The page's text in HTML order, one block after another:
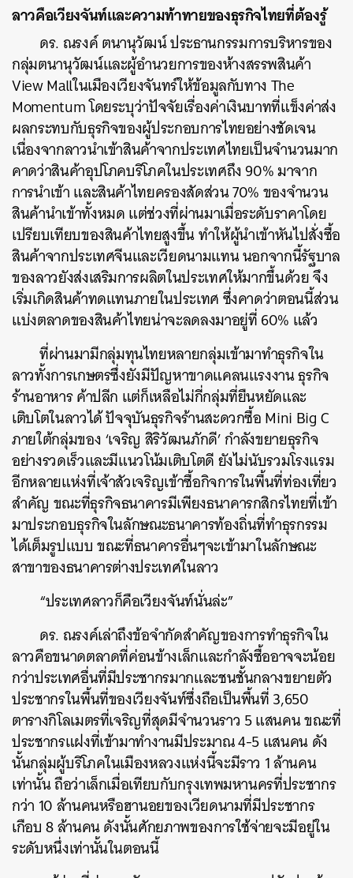
ลาวคือเวียงจันท์และความท้าทายของธุรกิจไทยที่ต้องรู้
ดร. ณรงค์ ตนานุวัฒน์ ประธานกรรมการบริหารของ
กลุ่มตนานุวัฒน์และผู้อำนวยการของห้างสรรพสินค้า
View Mallในเมืองเวียงจันทร์ให้ข้อมูลกับทาง The
Momentum โดยระบุว่าปัจจัยเรื่องค่าเงินบาทที่แข็งค่าส่ง
ผลกระทบกับธุรกิจของผู้ประกอบการไทยอย่างชัดเจน
เนื่องจากลาวนำเข้าสินค้าจากประเทศไทยเป็นจำนวนมาก
คาดว่าสินค้าอุปโภคบริโภคในประเทศถึง 90% มาจาก
การนำเข้า และสินค้าไทยครองสัดส่วน 70% ของจำนวน
สินค้านำเข้าทั้งหมด แต่ช่วงที่ผ่านมาเมื่อระดับราคาโดย
เปรียบเทียบของสินค้าไทยสูงขึ้น ทำให้ผู้นำเข้าหันไปสั่งซื้อ
สินค้าจากประเทศจีนและเวียดนามแทน นอกจากนี้รัฐบาล
ของลาวยังส่งเสริมการผลิตในประเทศให้มากขึ้นด้วย จึง
เริ่มเกิดสินค้าทดแทนภายในประเทศ ซึ่งคาดว่าตอนนี้ส่วน
แบ่งตลาดของสินค้าไทยน่าจะลดลงมาอยู่ที่ 60% แล้ว
ที่ผ่านมามีกลุ่มทุนไทยหลายกลุ่มเข้ามาทำธุรกิจใน
ลาวทั้งการเกษตรซึ่งยังมีปัญหาขาดแคลนแรงงาน ธุรกิจ
ร้านอาหาร ค้าปลีก แต่ก็เหลือไม่กี่กลุ่มที่ยืนหยัดและ
เติบโตในลาวได้ ปัจจุบันธุรกิจร้านสะดวกซื้อ Mini Big C
ภายใต้กลุ่มของ ‘เจริญ สิริวัฒนภักดี’ กำลังขยายธุรกิจ
อย่างรวดเร็วและมีแนวโน้มเติบโตดี ยังไม่นับรวมโรงแรม
อีกหลายแห่งที่เจ้าสัวเจริญเข้าซื้อกิจการในพื้นที่ท่องเที่ยว
สำคัญ ขณะที่ธุรกิจธนาคารมีเพียงธนาคารกสิกรไทยที่เข้า
มาประกอบธุรกิจในลักษณะธนาคารท้องถิ่นที่ทำธุรกรรม
ได้เต็มรูปแบบ ขณะที่ธนาคารอื่นๆจะเข้ามาในลักษณะ
สาขาของธนาคารต่างประเทศในลาว
“ประเทศลาวก็คือเวียงจันท์นั่นล่ะ”
ดร. ณรงค์เล่าถึงข้อจำกัดสำคัญของการทำธุรกิจใน
ลาวคือขนาดตลาดที่ค่อนข้างเล็กและกำลังซื้ออาจจะน้อย
กว่าประเทศอื่นที่มีประชากรมากและชนชั้นกลางขยายตัว
ประชากรในพื้นที่ของเวียงจันท์ซึ่งถือเป็นพื้นที่ 3,650
ตารางกิโลเมตรที่เจริญที่สุดมีจำนวนราว 5 แสนคน ขณะที่
ประชากรแฝงที่เข้ามาทำงานมีประมาณ 4-5 แสนคน ดัง
นั้นกลุ่มผู้บริโภคในเมืองหลวงแห่งนี้จะมีราว 1 ล้านคน
เท่านั้น ถือว่าเล็กเมื่อเทียบกับกรุงเทพมหานครที่ประชากร
กว่า 10 ล้านคนหรือฮานอยของเวียดนามที่มีประชากร
เกือบ 8 ล้านคน ดังนั้นศักยภาพของการใช้จ่ายจะมีอยู่ใน
ระดับหนึ่งเท่านั้นในตอนนี้